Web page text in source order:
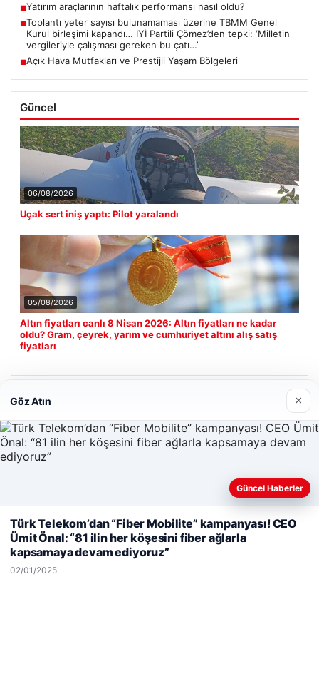
■Yatırım araçlarının haftalık performansı nasıl oldu?
■Toplantı yeter sayısı bulunamaması üzerine TBMM Genel
Kurul birleşimi kapandı… İYİ Partili Çömez’den tepki: ‘Milletin
vergileriyle çalışması gereken bu çatı…’
■Açık Hava Mutfakları ve Prestijli Yaşam Bölgeleri
Güncel
06/08/2026
Uçak sert iniş yaptı: Pilot yaralandı
05/08/2026
Altın fiyatları canlı 8 Nisan 2026: Altın fiyatları ne kadar
oldu? Gram, çeyrek, yarım ve cumhuriyet altını alış satış
fiyatları
Son Eklenen Firmalar
Enes Kaplan Avukatlık Bürosu
28/04/2026
© 2026 Görsel Efekt – Güncel Haberler
deneyiminizi kişiselleştirmek ve geliştirmek amacıyla çerezler
kullanıyoruz. Çerez Politikamız
Reddet Kabul Et
Göz Atın ×
Güncel Haberler
Türk Telekom’dan “Fiber Mobilite” kampanyası! CEO
Ümit Önal: “81 ilin her köşesini fiber ağlarla
kapsamaya devam ediyoruz”
02/01/2025